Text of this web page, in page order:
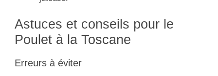
Astuces et conseils pour le
Poulet à la Toscane
Erreurs à éviter